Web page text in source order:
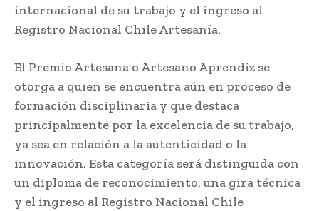
internacional de su trabajo y el ingreso al
Registro Nacional Chile Artesanía.
El Premio Artesana o Artesano Aprendiz se
otorga a quien se encuentra aún en proceso de
formación disciplinaria y que destaca
principalmente por la excelencia de su trabajo,
ya sea en relación a la autenticidad o la
innovación. Esta categoría será distinguida con
un diploma de reconocimiento, una gira técnica
y el ingreso al Registro Nacional Chile